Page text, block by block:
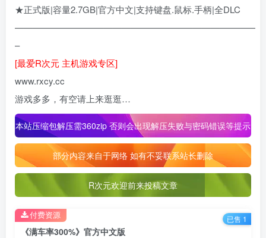
★正式版|容量2.7GB|官方中文|支持键盘.鼠标.手柄|全DLC
———————————————————————————
–
[最爱R次元 主机游戏专区]
www.rxcy.cc
游戏多多，有空请上来逛逛…
本站压缩包解压需360zip 否则会出现解压失败与密码错误等提示
部分内容来自于网络 如有不妥联系站长删除
R次元欢迎前来投稿文章
《满车率300%》官方中文版
付费资源 已售 1